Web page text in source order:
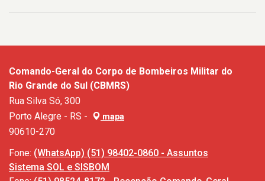
Comando-Geral do Corpo de Bombeiros Militar do
Rio Grande do Sul (CBMRS)
Rua Silva Só, 300
Porto Alegre - RS -
mapa
90610-270
Fone: (WhatsApp) (51) 98402-0860 - Assuntos
Sistema SOL e SISBOM